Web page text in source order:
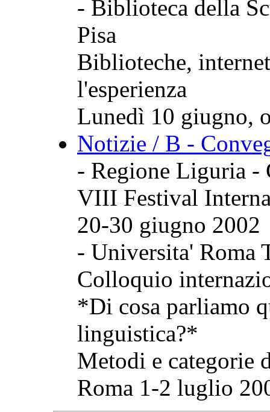
- Biblioteca della
Pisa
Biblioteche,
l'esperienza
Lunedì 10 giugno,
Notizie / B -
- Regione Liguria -
VIII Festival
20-30 giugno 2002
- Universita' Roma
Colloquio
*Di cosa parliamo
linguistica?*
Metodi e categorie
Roma 1-2 luglio